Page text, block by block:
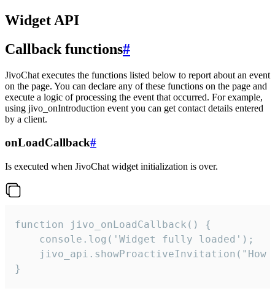
Widget API
Callback functions#
JivoChat executes the functions listed below to report about an event
on the page. You can declare any of these functions on the page and
execute a logic of processing the event that occurred. For example,
using jivo_onIntroduction event you can get contact details entered
by a client.
onLoadCallback#
Is executed when JivoChat widget initialization is over.
function jivo_onLoadCallback() {
    console.log('Widget fully loaded');
jivo_api.showProactiveInvitation("How
}